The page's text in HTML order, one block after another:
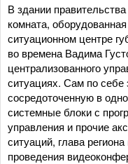
В здании
комната,
ситуационном центре
во времена Вадима
централизованного
ситуациях. Сам по себе
сосредоточенную в
системные блоки с
управления и прочие
ситуаций, глава
проведения